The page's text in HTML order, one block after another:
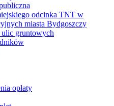
odcinka TNT w
miasta Bydgoszczy
ulic gruntowych
opłaty